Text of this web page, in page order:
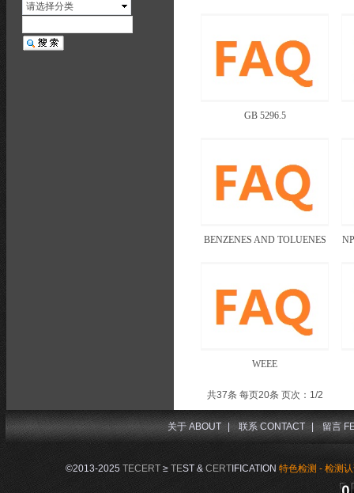
请选择分类
GB 5296.5
BENZENES AND TOLUENES
WEEE
共37条 每页20条 页次：1/2
©2013-2025 TECERT ≥ TEST & CERT IFICATION 特色检测 - 检测
关于 ABOUT 联系 CONTACT 留言